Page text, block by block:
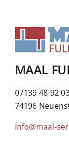
MAAL
07139 48 92
74196
info@maal-